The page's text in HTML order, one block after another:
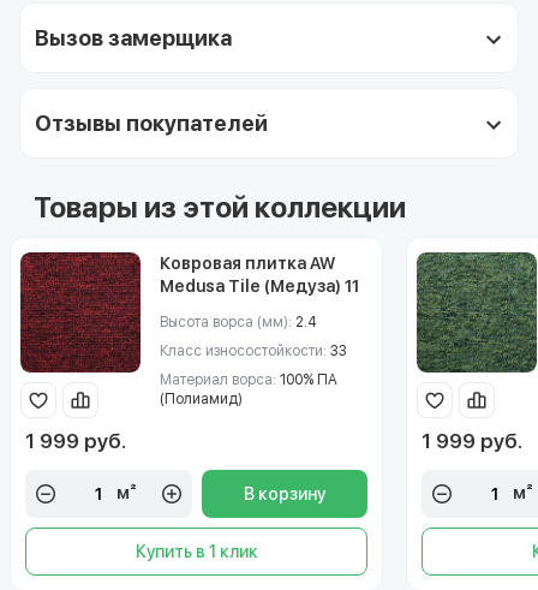
Вызов замерщика
Отзывы покупателей
Товары из этой коллекции
Ковровая плитка AW
Medusa Tile (Медуза) 11
Высота ворса (мм): 2.4
Класс износостойкости: 33
Материал ворса: 100% ПА
(Полиамид)
1 999 руб.
м² В корзину
Купить в 1 клик
1 999 руб.
м²